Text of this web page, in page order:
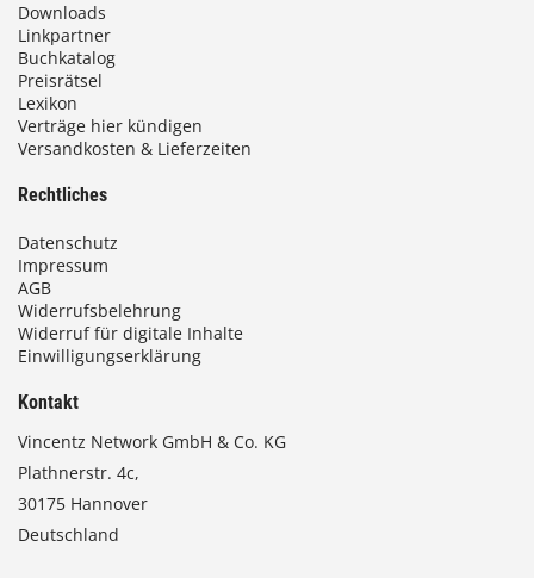
Downloads
Linkpartner
Buchkatalog
Preisrätsel
Lexikon
Verträge hier kündigen
Versandkosten & Lieferzeiten
Rechtliches
Datenschutz
Impressum
AGB
Widerrufsbelehrung
Widerruf für digitale Inhalte
Einwilligungserklärung
Kontakt
Vincentz Network GmbH & Co. KG
Plathnerstr. 4c,
30175 Hannover
Deutschland